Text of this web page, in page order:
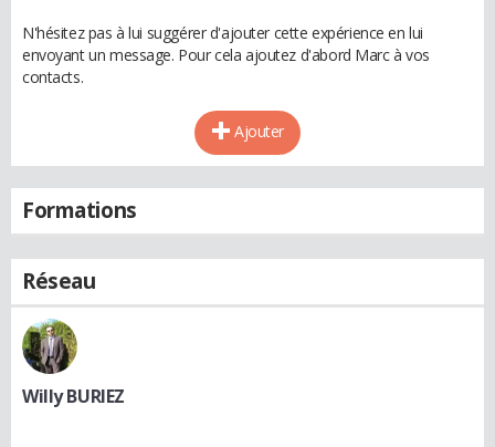
N'hésitez pas à lui suggérer d'ajouter cette expérience en lui
envoyant un message. Pour cela ajoutez d'abord Marc à vos
contacts.
Ajouter
Formations
Réseau
Willy BURIEZ